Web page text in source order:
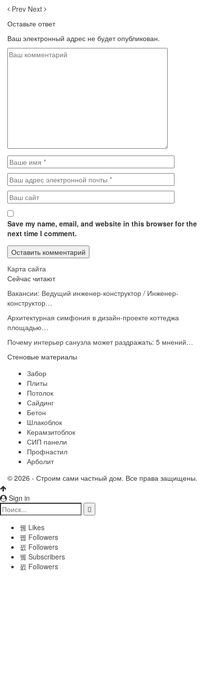
Prev Next
Оставьте ответ
Ваш электронный адрес не будет опубликован.
Save my name, email, and website in this browser for the
next time I comment.
Карта сайта
Сейчас читают
Вакансии: Ведущий инженер-конструктор / Инженер-
конструктор…
Архитектурная симфония в дизайн-проекте коттеджа
площадью…
Почему интерьер санузла может раздражать: 5 мнений…
Стеновые материалы
Забор
Плиты
Потолок
Сайдинг
Бетон
Шлакоблок
Керамзитоблок
СИП панели
Профнастил
Арболит
© 2026 - Строим сами частный дом. Все права защищены.
Sign in
Likes
Followers
Followers
Subscribers
Followers